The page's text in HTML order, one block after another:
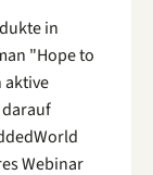
in
"Hope to
aktive
darauf
Webinar